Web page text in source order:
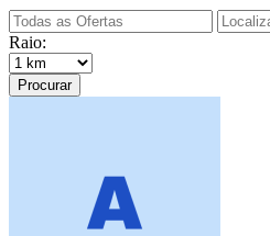
Raio:
Procurar